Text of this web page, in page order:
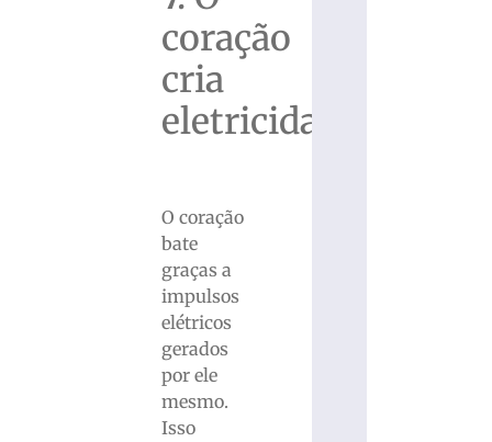
coração
cria
eletricidade
O coração
bate
graças a
impulsos
elétricos
gerados
por ele
mesmo.
Isso